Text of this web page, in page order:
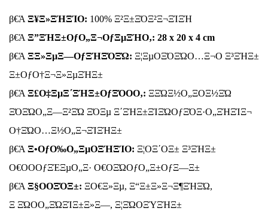
β€Ά Ξ¥Ξ»ΞΉΞΊΟ: 100% Ξ²Ξ±ΞΌΞ²Ξ¬ΞΊΞΉ
β€Ά Ξ”ΞΉΞ±ΟƒΟ„Ξ¬ΟƒΞµΞΉΟ‚: 28 x 20 x 4 cm
β€Ά ΞΞ»ΞµΞ―ΟƒΞΉΞΌΞΏ: Ξ¦ΞµΟΞΌΞΏΟ…Ξ¬Ο Ξ³ΞΉΞ±
Ξ±ΟƒΟ†Ξ¬Ξ»ΞµΞΉΞ±
β€Ά Ξ£Ο‡ΞµΞ΄ΞΉΞ±ΟƒΞΌΟΟ‚: ΞΞΏΞ½Ο„Ξ­ΟΞ½ΞΏ
ΞΌΞΏΟ„Ξ―Ξ²ΞΏ ΞΌΞµ Ξ΄ΞΉΞ±ΞΊΞΏΟƒΞΌΞ·Ο„ΞΉΞΊΞ¬
Ο†ΞΏΟ…Ξ½Ο„Ξ¬ΞΊΞΉΞ±
β€Ά Ξ•ΟƒΟ‰Ο„ΞµΟΞΉΞΊΟ: Ξ¦ΟΞ΄ΟΞ± Ξ³ΞΉΞ±
Ο€ΟΟΟƒΞΈΞµΟ„Ξ· Ο€ΟΞΏΟƒΟ„Ξ±ΟƒΞ―Ξ±
β€Ά Ξ§ΟΟΞΌΞ±: ΞΟ€Ξ»Ξµ, Ξ“Ξ±Ξ»Ξ¬Ξ¶ΞΉΞΏ,
Ξ ΞΏΟΟ„ΞΏΞΊΞ±Ξ»Ξ―, Ξ¦ΞΏΟΞΎΞΉΞ±